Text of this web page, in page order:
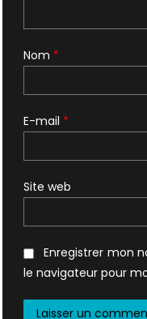
Nom *
E-mail *
Site web
Enregistrer mon
le navigateur pour